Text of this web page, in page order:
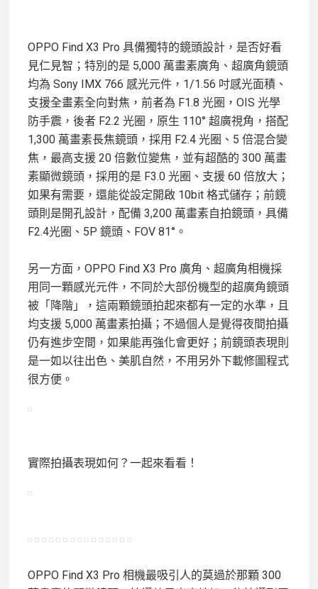
OPPO Find X3 Pro 具備獨特的鏡頭設計，是否好看
見仁見智；特別的是 5,000 萬畫素廣角、超廣角鏡頭
均為 Sony IMX 766 感光元件，1/1.56 吋感光面積、
支援全畫素全向對焦，前者為 F1.8 光圈，OIS 光學
防手震，後者 F2.2 光圈，原生 110° 超廣視角，搭配
1,300 萬畫素長焦鏡頭，採用 F2.4 光圈、5 倍混合變
焦，最高支援 20 倍數位變焦，並有超酷的 300 萬畫
素顯微鏡頭，採用的是 F3.0 光圈、支援 60 倍放大；
如果有需要，還能從設定開啟 10bit 格式儲存；前鏡
頭則是開孔設計，配備 3,200 萬畫素自拍鏡頭，具備
F2.4光圈、5P 鏡頭、FOV 81°。
另一方面，OPPO Find X3 Pro 廣角、超廣角相機採
用同一顆感光元件，不同於大部份機型的超廣角鏡頭
被「降階」，這兩顆鏡頭拍起來都有一定的水準，且
均支援 5,000 萬畫素拍攝；不過個人是覺得夜間拍攝
仍有進步空間，如果能再強化會更好；前鏡頭表現則
是一如以往出色、美肌自然，不用另外下載修圖程式
很方便。
實際拍攝表現如何？一起來看看！
OPPO Find X3 Pro 相機最吸引人的莫過於那顆 300